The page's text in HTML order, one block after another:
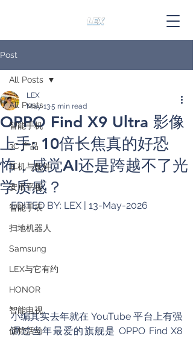
Post
All Posts
智能手机
3C 产品
耳机与配件
安卓平板
智能手表
扫地机器人
Samsung
LEX与它有约
HONOR
智能电视
促销活动
All Posts
OPPO Find X9 Ultra 影像
上手: 10倍长焦真的好恐
怖，感觉AI还是跨越不了光
学质感？
LEX
May 135 min read
EDITED BY: LEX | 13-May-2026
小编其实去年就在 YouTube 平台上有强
调过当年最爱的旗舰是 OPPO Find X8